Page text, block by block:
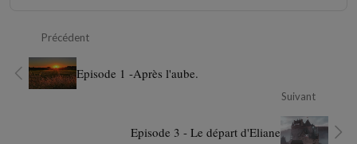
Précédent
Episode 1 -Après l'aube.
Suivant
Episode 3 - Le départ d'Eliane